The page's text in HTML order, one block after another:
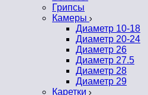
Грипсы
Камеры
Диаметр 10-18
Диаметр 20-24
Диаметр 26
Диаметр 27.5
Диаметр 28
Диаметр 29
Каретки